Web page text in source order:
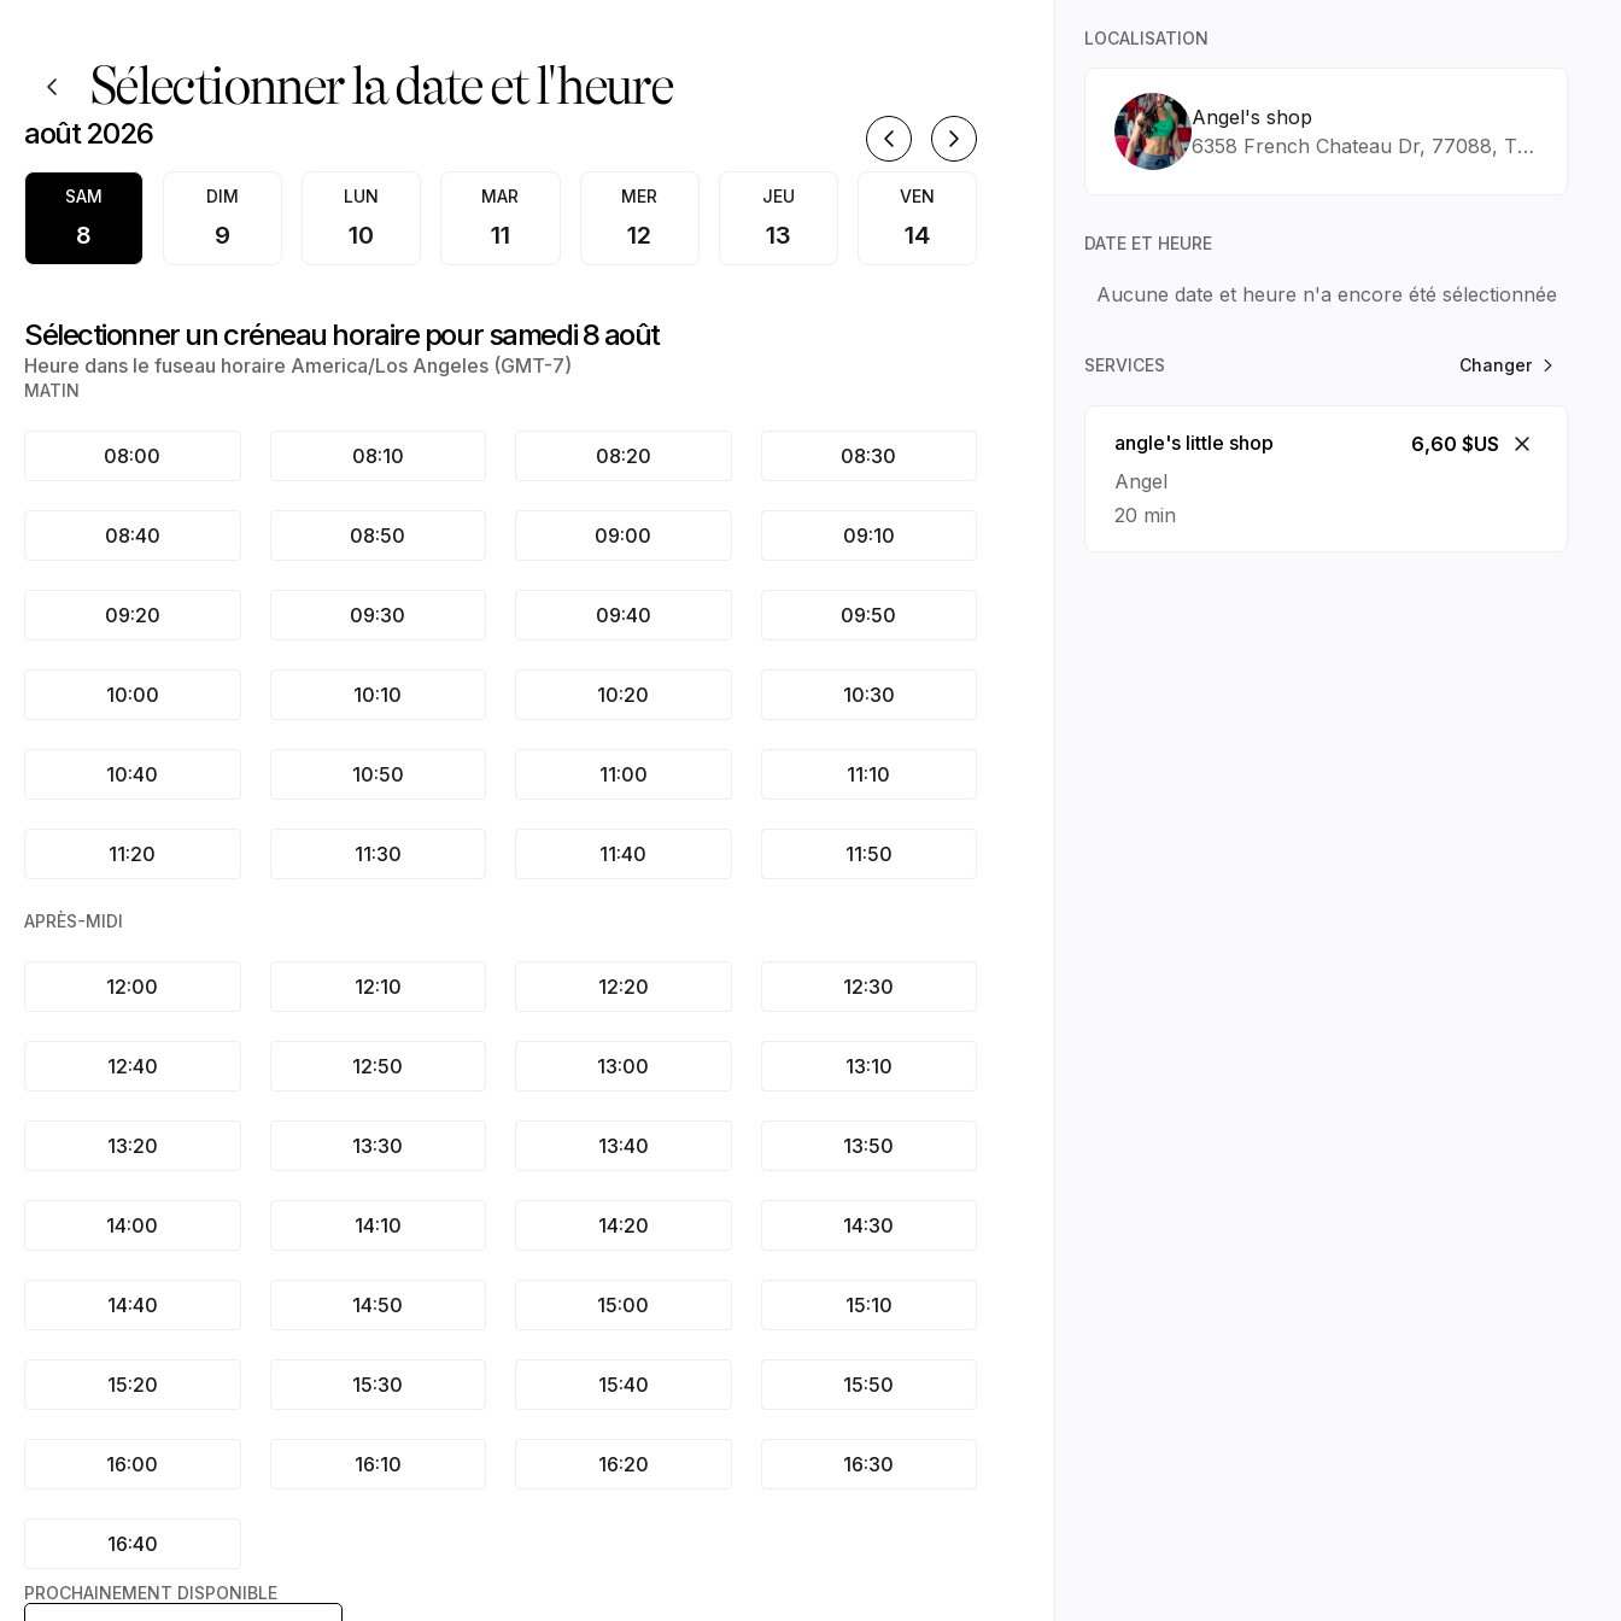
Sélectionner la date et l'heure
août 2026
SAM
8
DIM
9
LUN
10
MAR
11
MER
12
JEU
13
VEN
14 16
Sélectionner un créneau horaire pour samedi 8 août
Heure dans le fuseau horaire America/Los Angeles (GMT-7)
MATIN
08:00 08:10 08:20 08:30
08:40 08:50 09:00 09:10
09:20 09:30 09:40 09:50
10:00 10:10 10:20 10:30
10:40 10:50 11:00 11:10
11:20 11:30 11:40 11:50
APRÈS-MIDI
12:00 12:10 12:20 12:30
12:40 12:50 13:00 13:10
13:20 13:30 13:40 13:50
14:00 14:10 14:20 14:30
14:40 14:50 15:00 15:10
15:20 15:30 15:40 15:50
16:00 16:10 16:20 16:30
16:40
PROCHAINEMENT DISPONIBLE
LOCALISATION
Angel's shop
6358 French Chateau Dr, 77088, TX, Houston
DATE ET HEURE
Aucune date et heure n'a encore été sélectionnée
SERVICES Changer
angle's little shop
6,60 $US
Angel
20 min